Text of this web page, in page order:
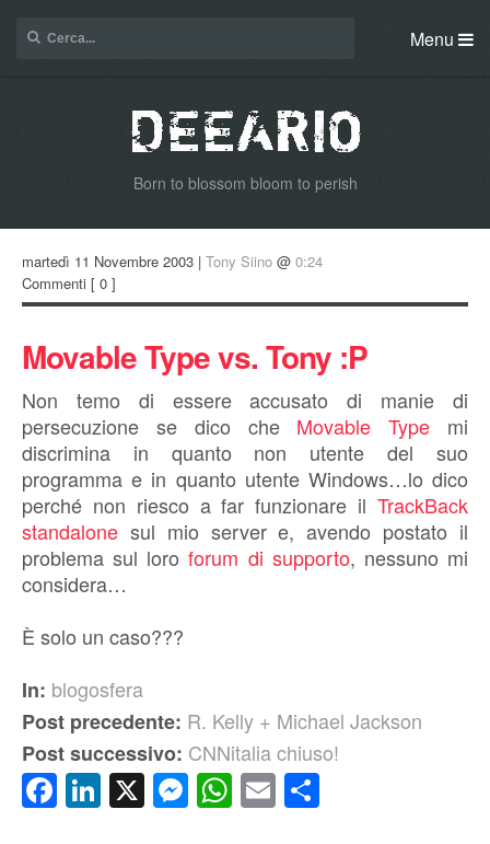
Menu
Born to blossom bloom to perish
martedì 11 Novembre 2003 | Tony Siino @ 0:24
Commenti [ 0 ]
Movable Type vs. Tony :P
Non temo di essere accusato di manie di
persecuzione se dico che Movable Type mi
discrimina in quanto non utente del suo
programma e in quanto utente Windows…lo dico
perché non riesco a far funzionare il TrackBack
standalone sul mio server e, avendo postato il
problema sul loroforum di supporto, nessuno mi
considera…
È solo un caso???
In: blogosfera
Post precedente: R. Kelly + Michael Jackson
Post successivo: CNNitalia chiuso!
Facebook
LinkedIn
X Messenger
WhatsApp
Email